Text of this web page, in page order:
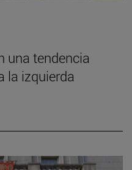
una tendencia
la izquierda